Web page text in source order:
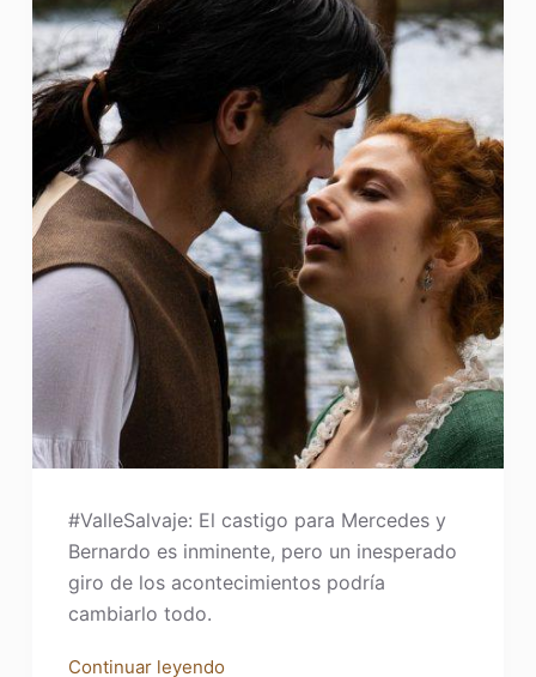
#ValleSalvaje: El castigo para Mercedes y
Bernardo es inminente, pero un inesperado
giro de los acontecimientos podría
cambiarlo todo.
Continuar leyendo